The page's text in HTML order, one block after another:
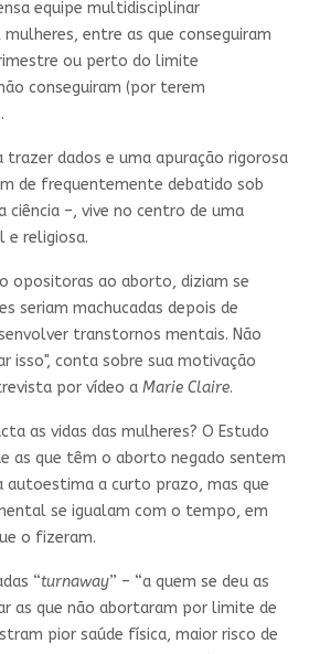
equipe multidisciplinar
entre as que conseguiram
ou perto do limite
conseguiram (por terem
dados e uma apuração rigorosa
de frequentemente debatido sob
ciência –, vive no centro de uma
e religiosa.
opositoras ao aborto, diziam se
seriam machucadas depois de
transtornos mentais. Não
isso", conta sobre sua motivação
por vídeo a Marie Claire.
as vidas das mulheres? O Estudo
as que têm o aborto negado sentem
autoestima a curto prazo, mas que
se igualam com o tempo, em
o fizeram.
“turnaway” – “a quem se deu as
as que não abortaram por limite de
pior saúde física, maior risco de